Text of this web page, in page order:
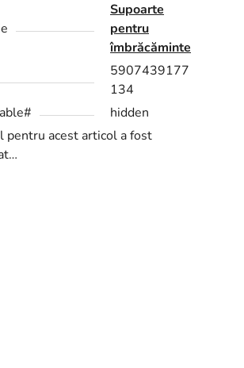
Supoarte
pentru
îmbrăcăminte
5907439177
134
hidden
pentru acest articol a fost